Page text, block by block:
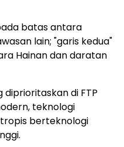
batas antara
lain; "garis kedua"
Hainandan daratan
di FTP
teknologi
berteknologi